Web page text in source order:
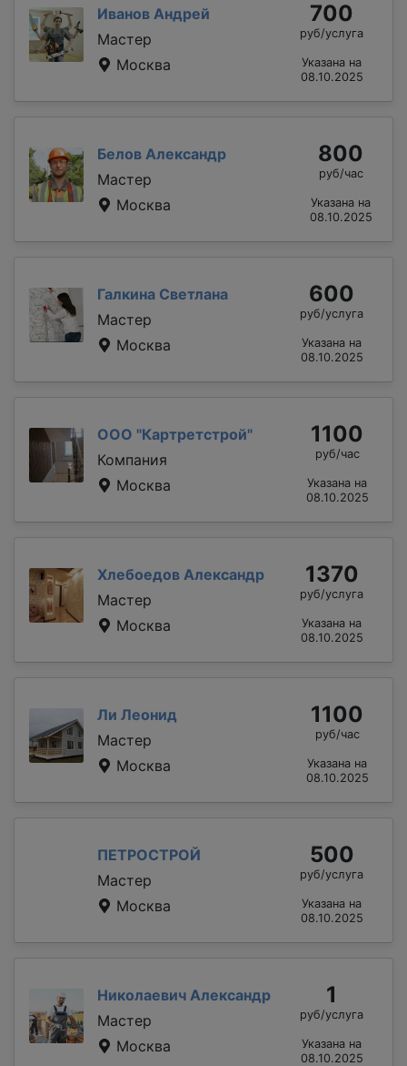
Иванов Андрей
Мастер
Москва
700
руб/услуга
Указана на
08.10.2025
Белов Александр
Мастер
Москва
800
руб/час
Указана на
08.10.2025
Галкина Светлана
Мастер
Москва
600
руб/услуга
Указана на
08.10.2025
ООО "Картретстрой"
Компания
Москва
1100
руб/час
Указана на
08.10.2025
Хлебоедов Александр
Мастер
Москва
1370
руб/услуга
Указана на
08.10.2025
Ли Леонид
Мастер
Москва
1100
руб/час
Указана на
08.10.2025
ПЕТРОСТРОЙ
Мастер
Москва
500
руб/услуга
Указана на
08.10.2025
Николаевич Александр
Мастер
Москва
1
руб/услуга
Указана на
08.10.2025